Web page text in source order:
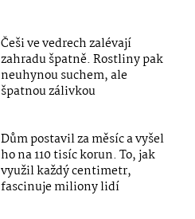
Češi ve vedrech zalévají
zahradu špatně. Rostliny pak
neuhynou suchem, ale
špatnou zálivkou
Dům postavil za měsíc a vyšel
ho na 110 tisíc korun. To, jak
využil každý centimetr,
fascinuje miliony lidí